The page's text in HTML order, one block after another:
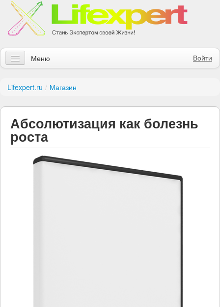
Войти
Меню
Обучение
Контакты
Правила получения заказов
Lifexpert.ru / Магазин
Абсолютизация как болезнь
роста